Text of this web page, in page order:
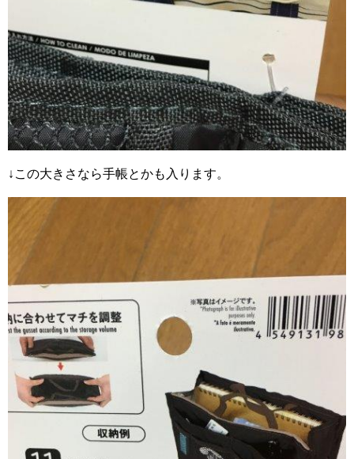
↓この大きさなら手帳とかも入ります。